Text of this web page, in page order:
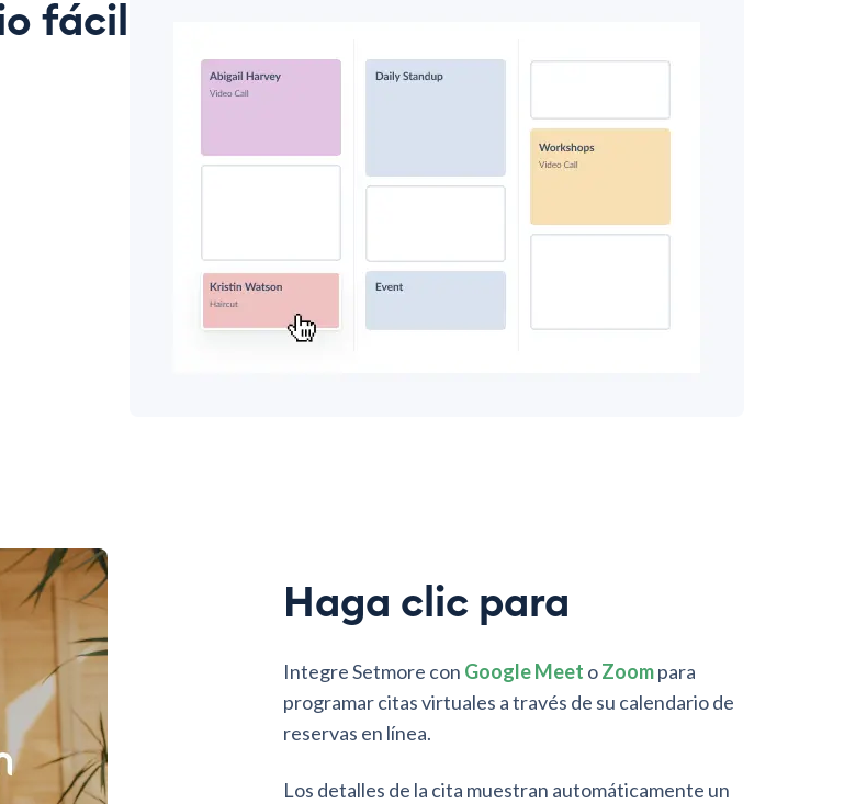
fácil
Haga clic para
Integre Setmore con Google Meet oZoompara
programar citas virtuales a través de su calendario de
reservas en línea.
Los detalles de la cita muestran automáticamente un